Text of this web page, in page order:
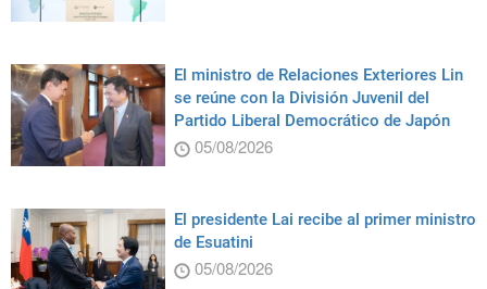
El ministro de Relaciones Exteriores Lin
se reúne con la División Juvenil del
Partido Liberal Democrático de Japón
05/08/2026
El presidente Lai recibe al primer ministro
de Esuatini
05/08/2026